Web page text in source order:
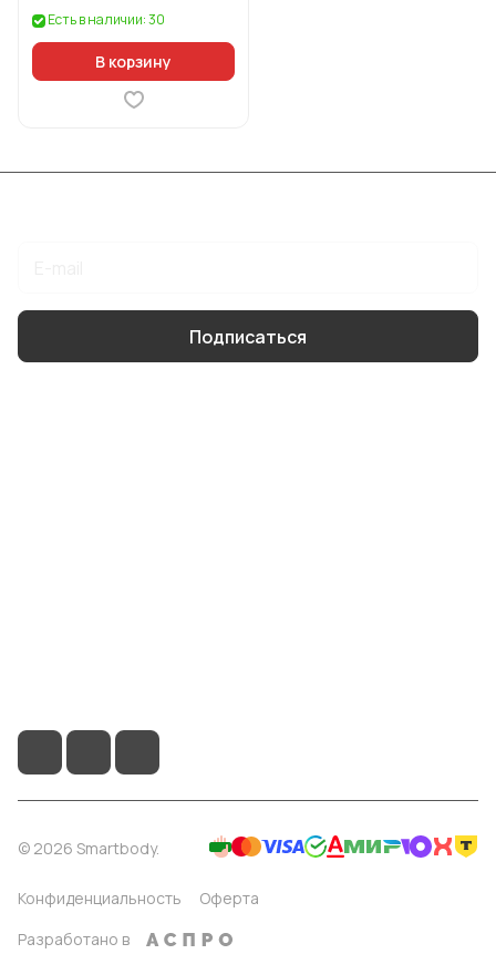
Есть в наличии: 30
В корзину
Подписаться
© 2026 Smartbody.
Конфиденциальность
Оферта
Разработано в